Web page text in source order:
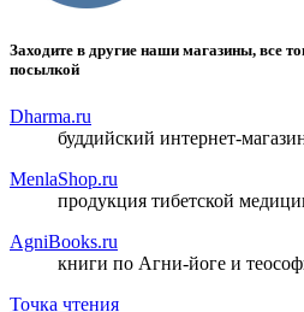
Заходите в другие наши магазины, все
посылкой
Dharma.ru
буддийский интернет-
MenlaShop.ru
продукция тибетской
AgniBooks.ru
книги по Агни-йоге и
Точка чтения